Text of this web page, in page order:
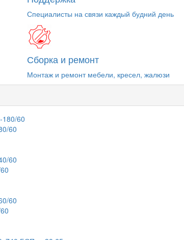
Специалисты на связи каждый будний день
Сборка и ремонт
Монтаж и ремонт мебели, кресел, жалюзи
60